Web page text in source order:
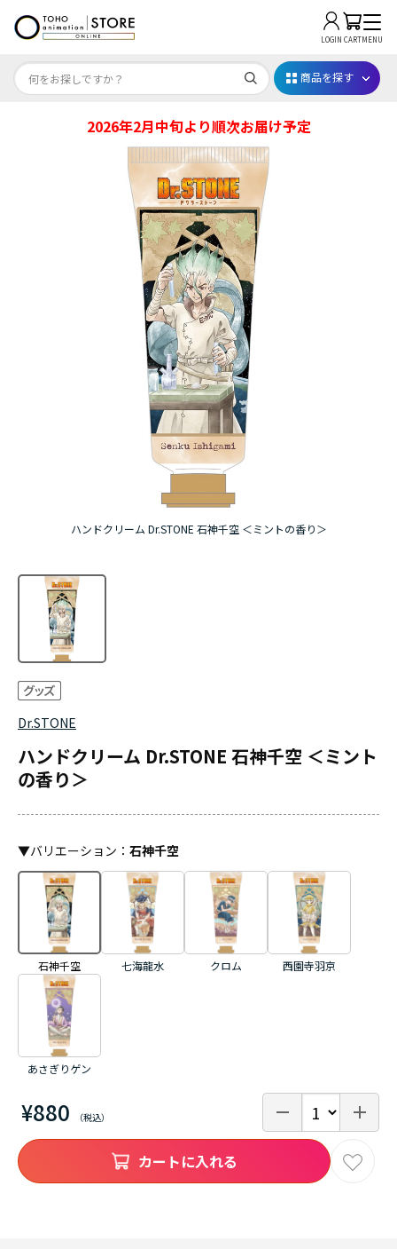
LOGIN CARTMENU
Dr.STONE STONE FES.2026
じゅじゅフェス 2026
薬屋のひとりごと 夏の園遊会2026
アニメ『僕のヒーローアカデミア』10周年
ハイキュー!!ジャージ＆ユニフォーム
『無職転生Ⅲ ～異世界行ったら本気だす～』
『ふつつかな悪女ではございますが ～雛宮蝶鼠と
商品を探す
2026年2月中旬より順次お届け予定
ハンドクリーム Dr.STONE 石神千空 ＜ミントの香り＞
Dr.STONE
ハンドクリーム Dr.STONE 石神千空 ＜ミント
の香り＞
¥880
▼バリエーション ： 石神千空
石神千空 七海龍水 クロム 西園寺羽京
あさぎりゲン
カートに入れる